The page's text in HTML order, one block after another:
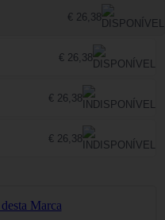
€ 26,38
€ 26,38
€ 26,38
€ 26,38